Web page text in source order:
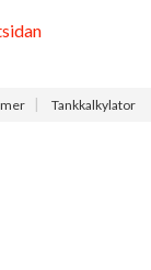
Tankkalkylator